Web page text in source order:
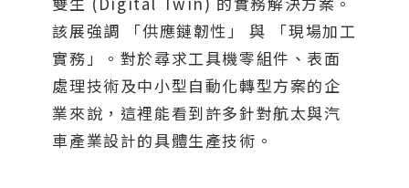
該展強調 「供應鏈韌性」 與 「現場加工
實務」。對於尋求工具機零組件、表面
處理技術及中小型自動化轉型方案的企
業來說，這裡能看到許多針對航太與汽
車產業設計的具體生產技術。